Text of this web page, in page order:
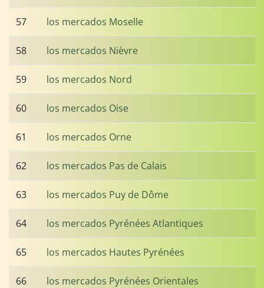
57 los mercados Moselle
58 los mercados Nièvre
59 los mercados Nord
60 los mercados Oise
61 los mercados Orne
62 los mercados Pas de Calais
63 los mercados Puy de Dôme
64 los mercados Pyrénées Atlantiques
65 los mercados Hautes Pyrénées
66 los mercados Pyrénées Orientales